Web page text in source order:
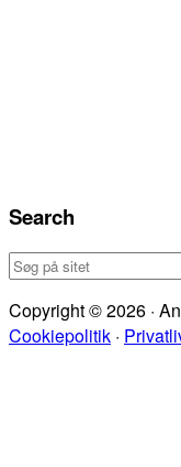
Search
Søg
sitet
Copyright © 2026 ·
Cookiepolitik ·